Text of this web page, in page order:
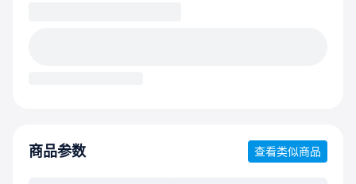
商品参数 查看类似商品